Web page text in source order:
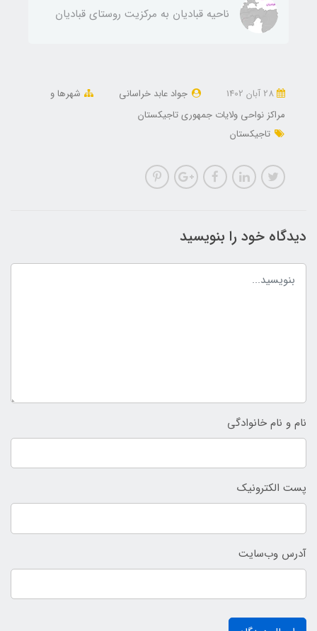
ناحيه قباديان به مركزيت روستای قباديان
جواد عابد خراسانی
شهرها و
مراکز نواحی ولایات جمهوری تاجیکستان
تاجیکستان
دیدگاه خود را بنویسید
نام و نام خانوادگی
پست الکترونیک
آدرس وب‌سایت